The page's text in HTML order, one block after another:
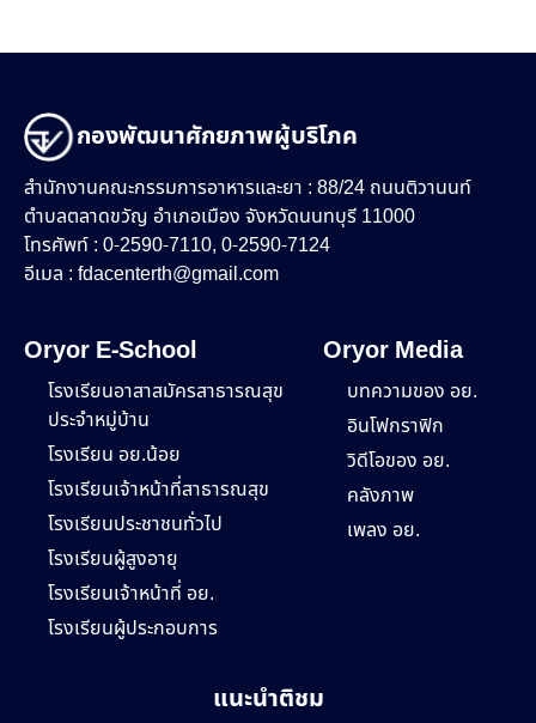
กองพัฒนาศักยภาพผู้บริโภค
สำนักงานคณะกรรมการอาหารและยา : 88/24 ถนนติวานนท์
ตำบลตลาดขวัญ อำเภอเมือง จังหวัดนนทบุรี 11000
โทรศัพท์ : 0-2590-7110, 0-2590-7124
อีเมล : fdacenterth@gmail.com
Oryor E-School
โรงเรียนอาสาสมัครสาธารณสุข
ประจำหมู่บ้าน
โรงเรียน อย.น้อย
โรงเรียนเจ้าหน้าที่สาธารณสุข
โรงเรียนประชาชนทั่วไป
โรงเรียนผู้สูงอายุ
โรงเรียนเจ้าหน้าที่ อย.
โรงเรียนผู้ประกอบการ
Oryor Media
บทความของ อย.
อินโฟกราฟิก
วิดีโอของ อย.
คลังภาพ
เพลง อย.
แนะนำติชม